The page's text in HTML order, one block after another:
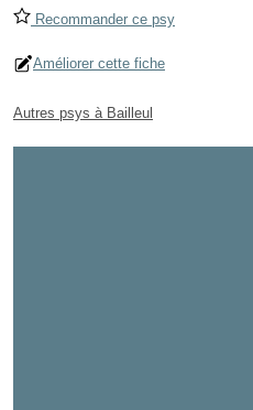
Recommander ce psy
Améliorer cette fiche
Autres psys à Bailleul